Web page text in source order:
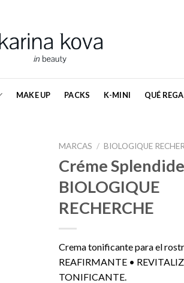
MAKE UP PACKS K-MINI QUÉ
MARCAS / BIOLOGIQUE
Créme
BIOLOGIQUE
RECHERCHE
Crema tonificante para el
REAFIRMANTE •
TONIFICANTE.